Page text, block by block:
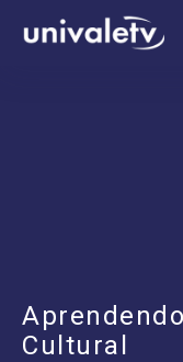
conteúdo
Cultural